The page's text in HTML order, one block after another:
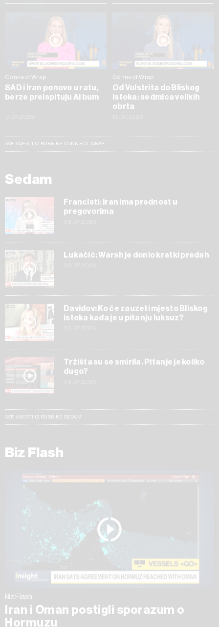
Connect Wrap
SAD i Iran ponovo u ratu,
berze preispituju AI bum
Connect Wrap
Od Volstrita do Bliskog
istoka: sedmica velikih
obrta
SVE VIJESTI IZ RUBRIKE CONNECT WRAP
Sedam
Francisti: Iran ima prednost u
pregovorima
Lukačić: Warsh je donio kratki predah
Davidov: Ko će zauzeti mjesto Bliskog
istoka kada je u pitanju luksuz?
Tržišta su se smirila. Pitanje je koliko
dugo?
SVE VIJESTI IZ RUBRIKE SEDAM
Biz Flash
Biz Flash
Iran i Oman postigli sporazum o
Hormuzu